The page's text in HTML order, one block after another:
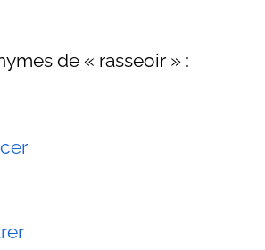
de « rasseoir » :